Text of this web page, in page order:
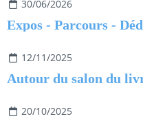
30/06/2026
Expos - Parcours -
12/11/2025
Autour du salon du
20/10/2025